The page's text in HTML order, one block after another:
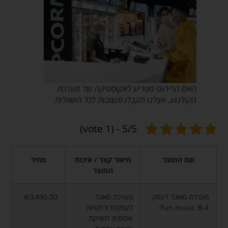
האם הריהוט מפריע לאקוסטיקה של מערכת
הקולנוע. אצלנו תקבלו תשובות לכל השאלות
5/5 - (1 vote)
שם המוצר
תיאור קצר / איכות
המוצר
מחיר
מערכת סאונד לעסק
Fun music B-4
מערכת סאונד
לעסקים ולחנויות
איכותית למוזיקת
₪3,490.00